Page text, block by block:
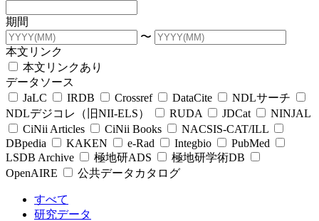
期間
〜
本文リンク
本文リンクあり
データソース
JaLC
IRDB Crossref DataCite
NDLサーチ
NDLデジコレ（旧NII-ELS）
RUDA JDCat
NINJAL
CiNii Articles
CiNii Books
NACSIS-CAT/ILL
DBpedia
KAKEN e-Rad Integbio
PubMed
LSDB Archive
極地研ADS
極地研学術DB
OpenAIRE
公共データカタログ
すべて
研究データ